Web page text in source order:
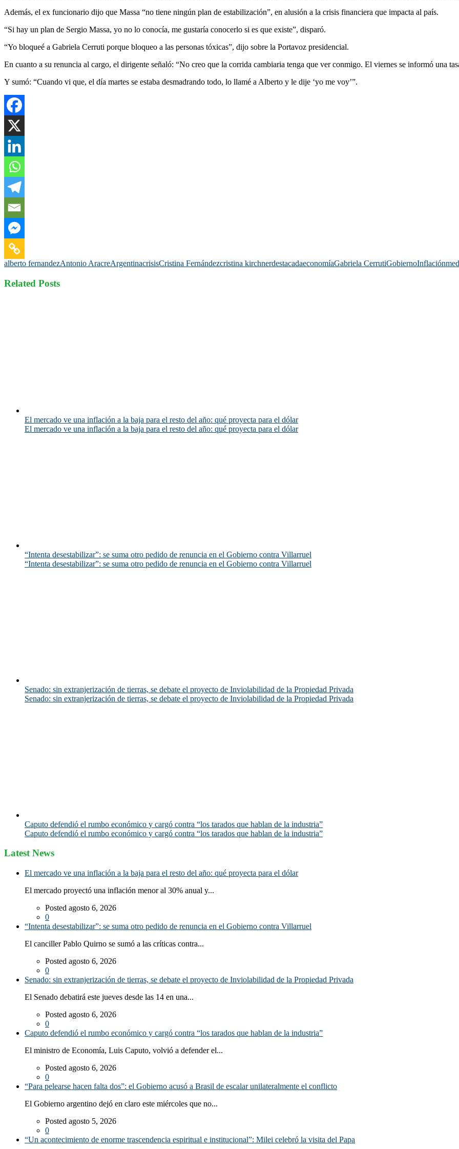
Además, el ex funcionario dijo que Massa “no tiene ningún plan de estabilización”, en alusión a la crisis financiera que impacta al país.
“Si hay un plan de Sergio Massa, yo no lo conocía, me gustaría conocerlo si es que existe”, disparó.
“Yo bloqueé a Gabriela Cerruti porque bloqueo a las personas tóxicas”, dijo sobre la Portavoz presidencial.
En cuanto a su renuncia al cargo, el dirigente señaló: “No creo que la corrida cambiaria tenga que ver conmigo. El viernes se informó una
Y sumó: “Cuando vi que, el día martes se estaba desmadrando todo, lo llamé a Alberto y le dije ‘yo me voy’”.
alberto fernandezAntonio AracreArgentinacrisisCristina Fernándezcristina kirchnerdestacadaeconomíaGabriela CerrutiGobiernoInflación
Related Posts
El mercado ve una inflación a la baja para el resto del año: qué proyecta para el dólar
El mercado ve una inflación a la baja para el resto del año: qué proyecta para el dólar
“Intenta desestabilizar”: se suma otro pedido de renuncia en el Gobierno contra Villarruel
“Intenta desestabilizar”: se suma otro pedido de renuncia en el Gobierno contra Villarruel
Senado: sin extranjerización de tierras, se debate el proyecto de Inviolabilidad de la Propiedad Privada
Senado: sin extranjerización de tierras, se debate el proyecto de Inviolabilidad de la Propiedad Privada
Caputo defendió el rumbo económico y cargó contra “los tarados que hablan de la industria”
Caputo defendió el rumbo económico y cargó contra “los tarados que hablan de la industria”
Latest News
El mercado ve una inflación a la baja para el resto del año: qué proyecta para el dólar
El mercado proyectó una inflación menor al 30% anual y...
Posted agosto 6, 2026
0
“Intenta desestabilizar”: se suma otro pedido de renuncia en el Gobierno contra Villarruel
El canciller Pablo Quirno se sumó a las críticas contra...
Posted agosto 6, 2026
0
Senado: sin extranjerización de tierras, se debate el proyecto de Inviolabilidad de la Propiedad Privada
El Senado debatirá este jueves desde las 14 en una...
Posted agosto 6, 2026
0
Caputo defendió el rumbo económico y cargó contra “los tarados que hablan de la industria”
El ministro de Economía, Luis Caputo, volvió a defender el...
Posted agosto 6, 2026
0
“Para pelearse hacen falta dos”: el Gobierno acusó a Brasil de escalar unilateralmente el conflicto
El Gobierno argentino dejó en claro este miércoles que no...
Posted agosto 5, 2026
0
“Un acontecimiento de enorme trascendencia espiritual e institucional”: Milei celebró la visita del Papa